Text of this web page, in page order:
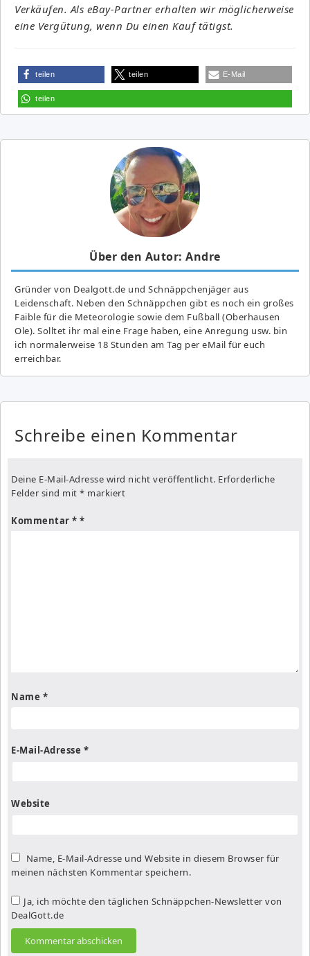
Verkäufen. Als eBay-Partner erhalten wir möglicherweise
eine Vergütung, wenn Du einen Kauf tätigst.
teilen teilen E-Mail
teilen
Über den Autor: Andre
Gründer von Dealgott.de und Schnäppchenjäger aus
Leidenschaft. Neben den Schnäppchen gibt es noch ein großes
Fai­ble für die Meteorologie sowie dem Fußball (Oberhausen
Ole). Solltet ihr mal eine Frage haben, eine Anregung usw. bin
ich normalerweise 18 Stunden am Tag per eMail für euch
erreichbar.
Schreibe einen Kommentar
Deine E-Mail-Adresse wird nicht veröffentlicht. Erforderliche
Felder sind mit * markiert
Kommentar *
Name *
E-Mail-Adresse *
Website
Name, E-Mail-Adresse und Website in diesem Browser für
meinen nächsten Kommentar speichern.
Ja, ich möchte den täglichen Schnäppchen-Newsletter von
DealGott.de